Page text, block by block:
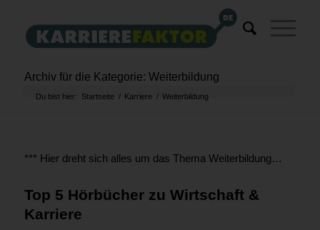
Archiv für die Kategorie: Weiterbildung
Du bist hier: Startseite / Karriere / Weiterbildung
*** Hier dreht sich alles um das Thema Weiterbildung…
Top 5 Hörbücher zu Wirtschaft &
Karriere